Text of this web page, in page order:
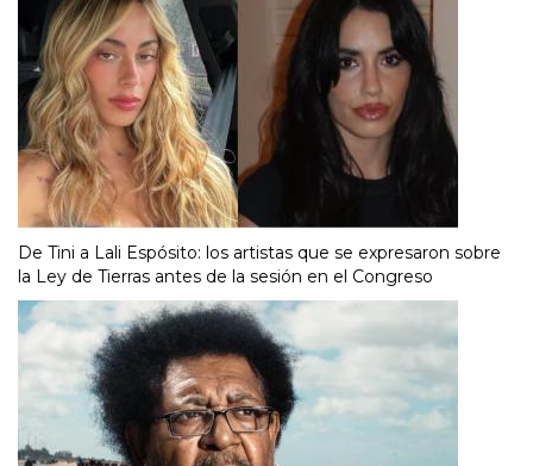
De Tini a Lali Espósito: los artistas que se expresaron sobre
la Ley de Tierras antes de la sesión en el Congreso